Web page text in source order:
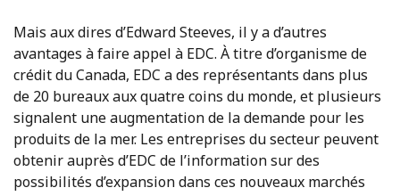
Mais aux dires d’Edward Steeves, il y a d’autres
avantages à faire appel à EDC. À titre d’organisme de
crédit du Canada, EDC a des représentants dans plus
de 20 bureaux aux quatre coins du monde, et plusieurs
signalent une augmentation de la demande pour les
produits de la mer. Les entreprises du secteur peuvent
obtenir auprès d’EDC de l’information sur des
possibilités d’expansion dans ces nouveaux marchés